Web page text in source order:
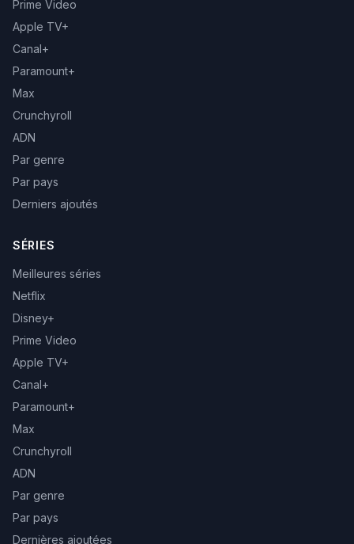
Prime Video
Apple TV+
Canal+
Paramount+
Max
Crunchyroll
ADN
Par genre
Par pays
Derniers ajoutés
SÉRIES
Meilleures séries
Netflix
Disney+
Prime Video
Apple TV+
Canal+
Paramount+
Max
Crunchyroll
ADN
Par genre
Par pays
Dernières ajoutées